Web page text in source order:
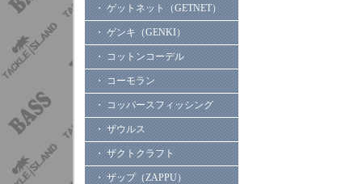
・ ゲットネット（GETNET）
・ ゲンキ（GENKI）
・ コットンコーデル
・ コーモラン
・ コッパースフィッシング
・ ザウルス
・ ザクトクラフト
・ ザップ（ZAPPU）